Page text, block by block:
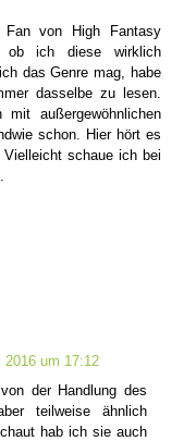
von High Fantasy
ob ich diese wirklich
das Genre mag, habe
dasselbe zu lesen.
außergewöhnlichen
schon. Hier hört es
schaue ich bei
2016 um 17:12
der Handlung des
teilweise ähnlich
hab ich sie auch